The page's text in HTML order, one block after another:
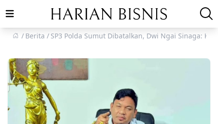
Open main menu
Berita
SP3 Polda Sumut Dibatalkan, Dwi Ngai Sinaga: